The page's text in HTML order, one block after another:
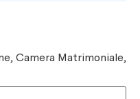
Camera Matrimoniale,